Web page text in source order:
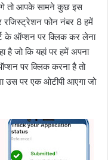
तो आपके सामने कुछ इस
रजिस्ट्रेशन फोन नंबर 8 हमें
के ऑप्शन पर क्लिक कर लेना
है जो कि यहां पर हमें अपना
पर क्लिक करना है तो
उस पर एक ओटीपी आएगा जो